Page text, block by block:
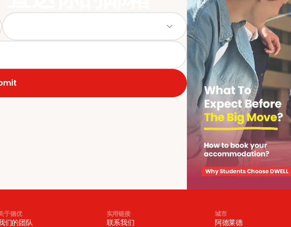
于德优
们的团队
实用链接
联系我们
城市
阿德莱德